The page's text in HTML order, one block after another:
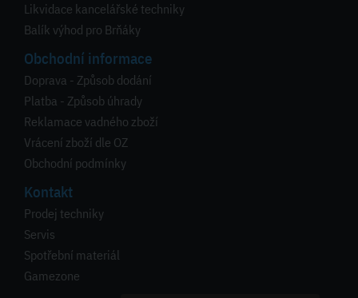
Likvidace kancelářské techniky
Balík výhod pro Brňáky
Obchodní informace
Doprava - Způsob dodání
Platba - Způsob úhrady
Reklamace vadného zboží
Vrácení zboží dle OZ
Obchodní podmínky
Kontakt
Prodej techniky
Servis
Spotřební materiál
Gamezone